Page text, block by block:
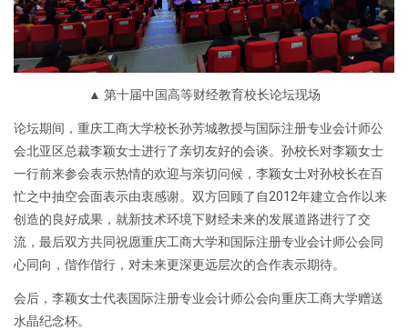
▲ 第十届中国高等财经教育校长论坛现场
论坛期间，重庆工商大学校长孙芳城教授与国际注册专业会计师公
会北亚区总裁李颖女士进行了亲切友好的会谈。孙校长对李颖女士
一行前来参会表示热情的欢迎与亲切问候，李颖女士对孙校长在百
忙之中抽空会面表示由衷感谢。双方回顾了自2012年建立合作以来
创造的良好成果，就新技术环境下财经未来的发展道路进行了交
流，最后双方共同祝愿重庆工商大学和国际注册专业会计师公会同
心同向，偕作偕行，对未来更深更远层次的合作表示期待。
会后，李颖女士代表国际注册专业会计师公会向重庆工商大学赠送
水晶纪念杯。